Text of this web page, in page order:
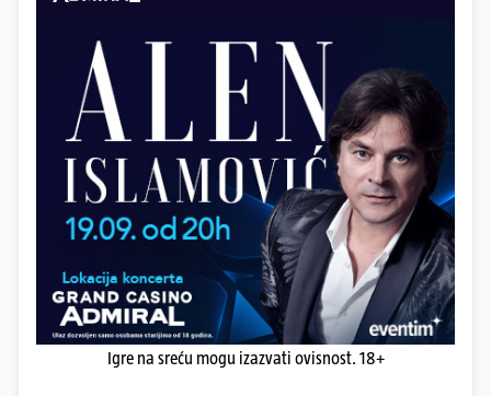
Igre na sreću mogu izazvati ovisnost. 18+